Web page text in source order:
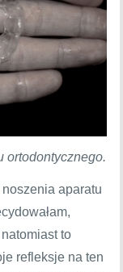
ortodontycznego.
aparatu
to
refleksje na ten